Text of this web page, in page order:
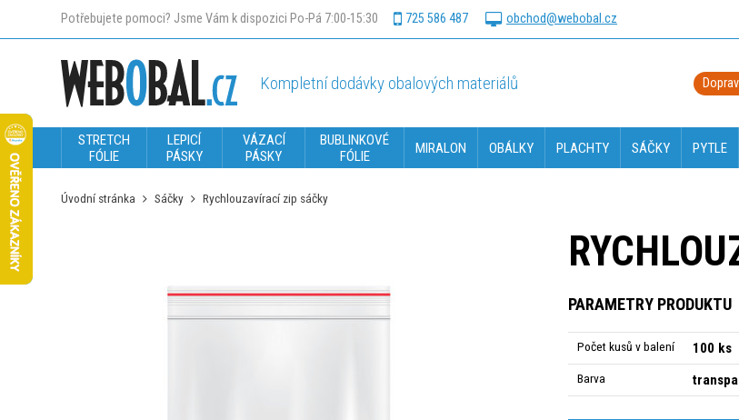
Potřebujete pomoci? Jsme Vám k dispozici Po-Pá 7:00-15:30 725 586 487 obchod@webobal.cz
Kompletní dodávky obalových materiálů
STRETCH
FÓLIE
LEPICÍ
PÁSKY
VÁZACÍ
PÁSKY
BUBLINKOVÉ
FÓLIE
MIRALON OBÁLKY PLACHTY SÁČKY PYTLE
Úvodní stránka Sáčky Rychlouzavírací zip sáčky
PARAMETRY PRODUKTU
Počet kusů v balení 100 ks
Barva